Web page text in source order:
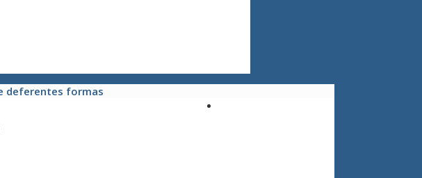
deferentes formas